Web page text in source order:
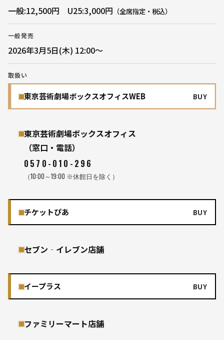
一般:12,500円 U25:3,000円 （全席指定・税込）
一般発売
2026年3月5日(木) 12:00〜
取扱い
東京芸術劇場ボックスオフィスWEB BUY
東京芸術劇場ボックスオフィス
（窓口・電話）
0570-010-296
（10:00～19:00 ※休館日を除く）
チケットぴあ BUY
セブン‐イレブン店舗
イープラス BUY
ファミリーマート店舗